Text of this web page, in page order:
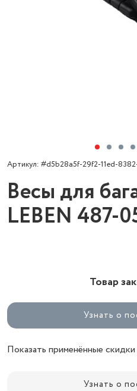
Артикул: #d5b28a5f-29f2-11ed-
Весы для
LEBEN 487-
Товар
Узнать о
Показать применённые скидки
Узнать о